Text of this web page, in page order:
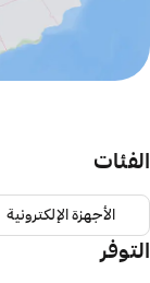
الفئات
الأجهزة الإلكترونية
التوفر